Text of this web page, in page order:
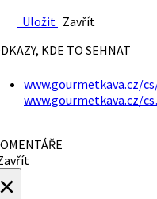
Uložit Zavřít
KDE TO SEHNAT
www.gourmetkava.cz/
www.gourmetkava.cz/